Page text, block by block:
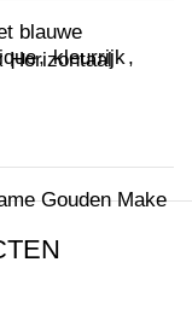
, kleurrijk,
blauwe
Horizontaal
Gouden Make